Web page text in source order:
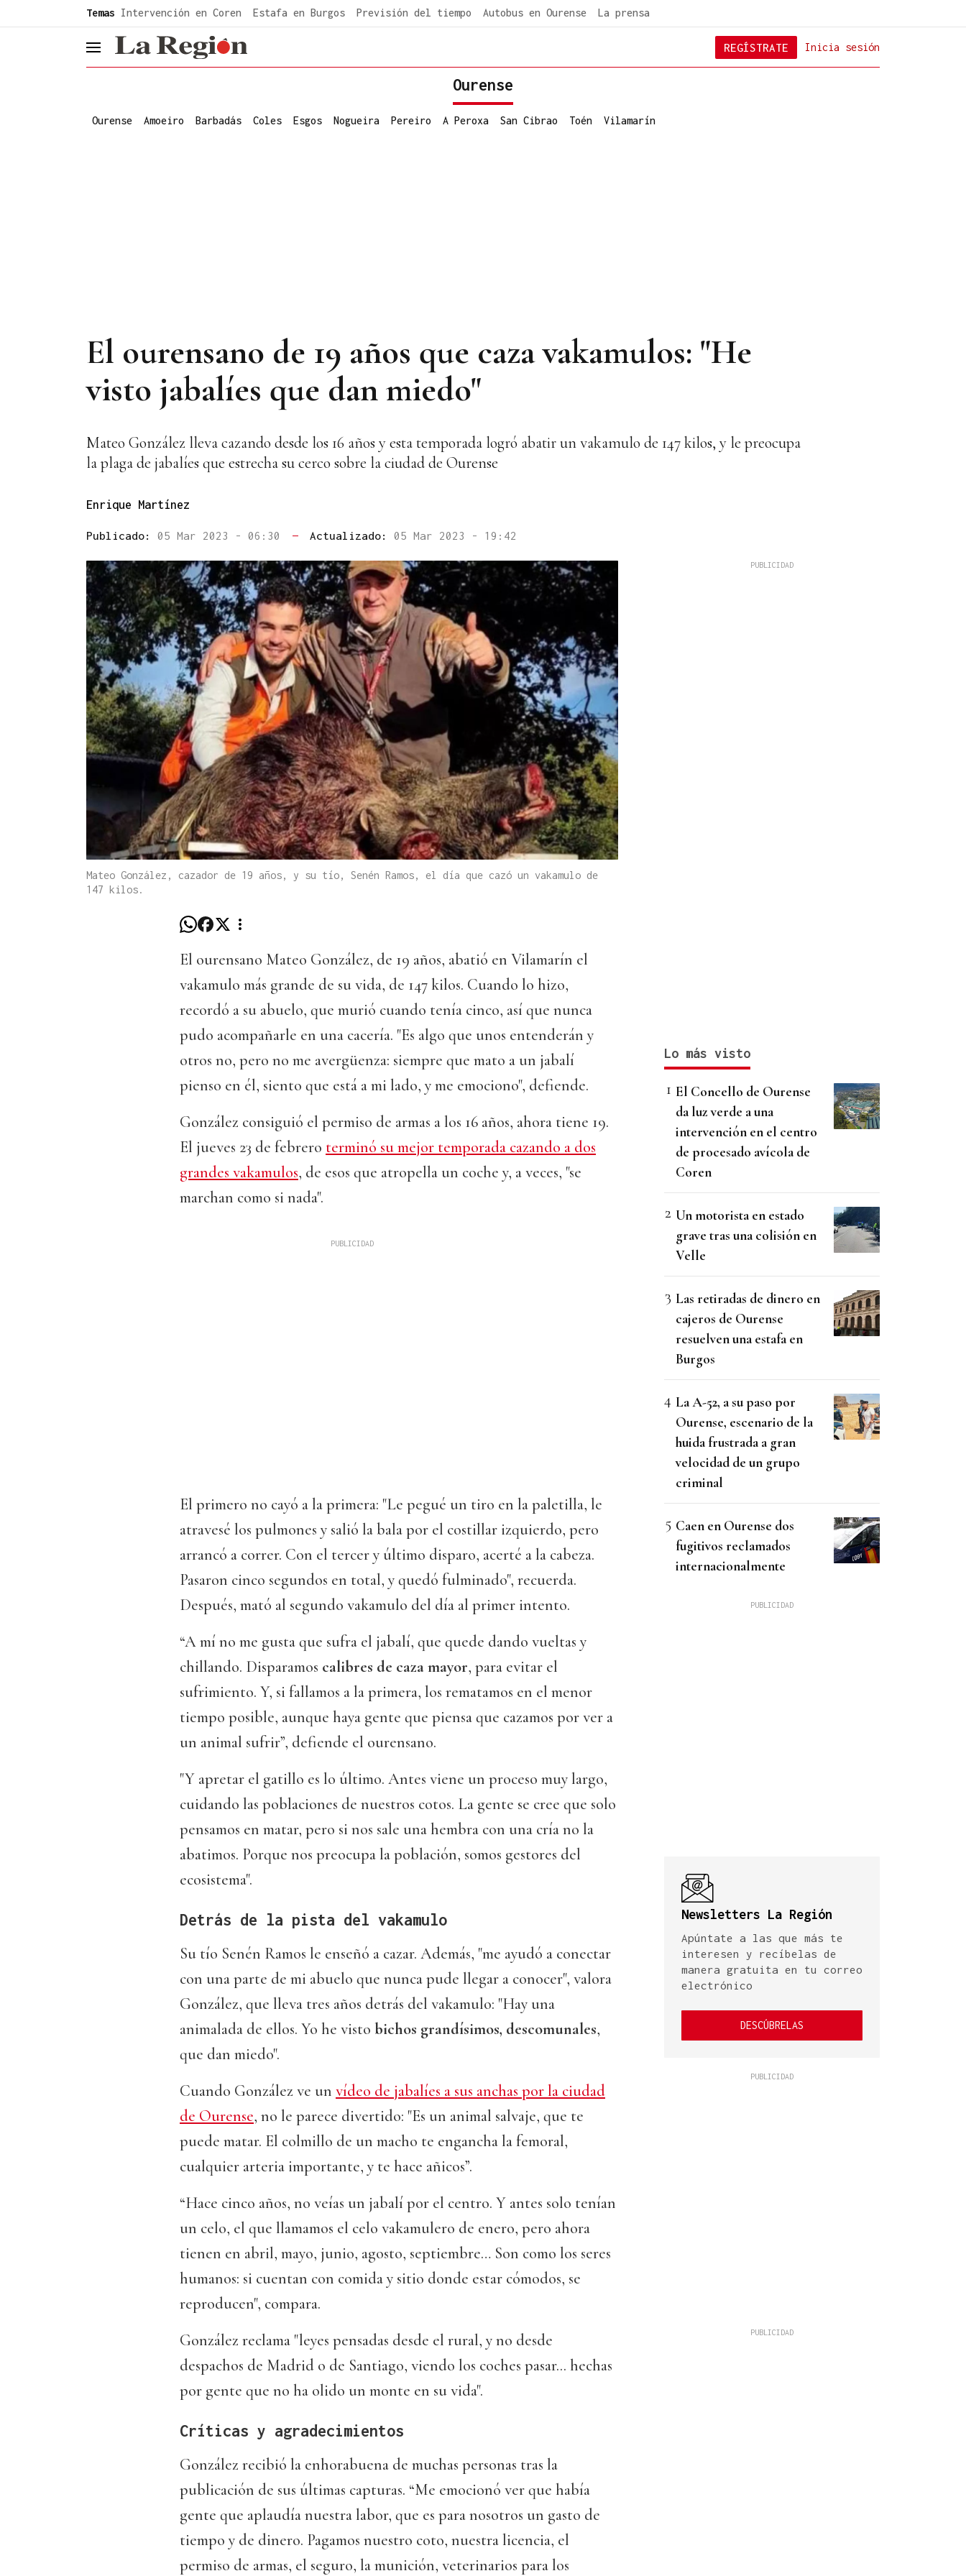
Temas Intervención en Coren Estafa en Burgos Previsión del tiempo Autobus en Ourense La prensa
header.menu.open Inicia sesión
REGÍSTRATE
Ourense
Ourense Amoeiro Barbadás Coles Esgos Nogueira Pereiro A Peroxa San Cibrao Toén Vilamarín
El ourensano de 19 años que caza vakamulos: "He
visto jabalíes que dan miedo"
Mateo González lleva cazando desde los 16 años y esta temporada logró abatir un vakamulo de 147 kilos, y le preocupa
la plaga de jabalíes que estrecha su cerco sobre la ciudad de Ourense
Enrique Martínez
Publicado: 05 Mar 2023 - 06:30 — Actualizado: 05 Mar 2023 - 19:42
Mateo González, cazador de 19 años, y su tío, Senén Ramos, el día que cazó un vakamulo de
147 kilos.
El ourensano Mateo González, de 19 años, abatió en Vilamarín el
vakamulo más grande de su vida, de 147 kilos. Cuando lo hizo,
recordó a su abuelo, que murió cuando tenía cinco, así que nunca
pudo acompañarle en una cacería. "Es algo que unos entenderán y
otros no, pero no me avergüenza: siempre que mato a un jabalí
pienso en él, siento que está a mi lado, y me emociono", defiende.
González consiguió el permiso de armas a los 16 años, ahora tiene 19.
El jueves 23 de febrero terminó su mejor temporada cazando a dos
grandes vakamulos, de esos que atropella un coche y, a veces, "se
marchan como si nada".
El primero no cayó a la primera: "Le pegué un tiro en la paletilla, le
atravesé los pulmones y salió la bala por el costillar izquierdo, pero
arrancó a correr. Con el tercer y último disparo, acerté a la cabeza.
Pasaron cinco segundos en total, y quedó fulminado", recuerda.
Después, mató al segundo vakamulo del día al primer intento.
“A mí no me gusta que sufra el jabalí, que quede dando vueltas y
chillando. Disparamos calibres de caza mayor, para evitar el
sufrimiento. Y, si fallamos a la primera, los rematamos en el menor
tiempo posible, aunque haya gente que piensa que cazamos por ver a
un animal sufrir”, defiende el ourensano.
"Y apretar el gatillo es lo último. Antes viene un proceso muy largo,
cuidando las poblaciones de nuestros cotos. La gente se cree que solo
pensamos en matar, pero si nos sale una hembra con una cría no la
abatimos. Porque nos preocupa la población, somos gestores del
ecosistema".
Detrás de la pista del vakamulo
Su tío Senén Ramos le enseñó a cazar. Además, "me ayudó a conectar
con una parte de mi abuelo que nunca pude llegar a conocer", valora
González, que lleva tres años detrás del vakamulo: "Hay una
animalada de ellos. Yo he visto bichos grandísimos, descomunales,
que dan miedo".
Cuando González ve un vídeo de jabalíes a sus anchas por la ciudad
de Ourense, no le parece divertido: "Es un animal salvaje, que te
puede matar. El colmillo de un macho te engancha la femoral,
cualquier arteria importante, y te hace añicos”.
“Hace cinco años, no veías un jabalí por el centro. Y antes solo tenían
un celo, el que llamamos el celo vakamulero de enero, pero ahora
tienen en abril, mayo, junio, agosto, septiembre… Son como los seres
humanos: si cuentan con comida y sitio donde estar cómodos, se
reproducen", compara.
González reclama "leyes pensadas desde el rural, y no desde
despachos de Madrid o de Santiago, viendo los coches pasar... hechas
por gente que no ha olido un monte en su vida".
Críticas y agradecimientos
González recibió la enhorabuena de muchas personas tras la
publicación de sus últimas capturas. “Me emocionó ver que había
gente que aplaudía nuestra labor, que es para nosotros un gasto de
tiempo y de dinero. Pagamos nuestro coto, nuestra licencia, el
permiso de armas, el seguro, la munición, veterinarios para los
Lo más visto
El Concello de Ourense
da luz verde a una
intervención en el centro
de procesado avícola de
Coren
Un motorista en estado
grave tras una colisión en
Velle
Las retiradas de dinero en
cajeros de Ourense
resuelven una estafa en
Burgos
La A-52, a su paso por
Ourense, escenario de la
huida frustrada a gran
velocidad de un grupo
criminal
Caen en Ourense dos
fugitivos reclamados
internacionalmente
Newsletters La Región
Apúntate a las que más te
interesen y recíbelas de
manera gratuita en tu correo
electrónico
DESCÚBRELAS